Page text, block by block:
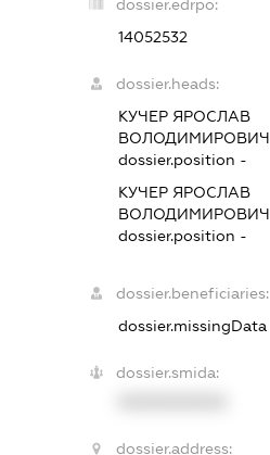
dossier.edrpo:
14052532
dossier.heads:
КУЧЕР ЯРОСЛАВ
ВОЛОДИМИРОВИЧ
dossier.position -
КУЧЕР ЯРОСЛАВ
ВОЛОДИМИРОВИЧ
dossier.position -
dossier.beneficiaries:
dossier.missingData
dossier.smida:
dossier.address: